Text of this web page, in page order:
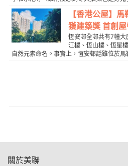
【香港公屋】
獲建築獎 首創
恆安邨全邨共有7幢
江樓、恆山樓、恆星
自然元素命名。事實上，恆安邨話雖位於馬
關於美聯